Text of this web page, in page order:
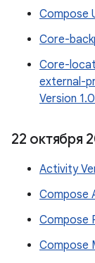
Compose
Core-
Core-
external-
Version
22 октября
Activity
Compose
Compose
Compose